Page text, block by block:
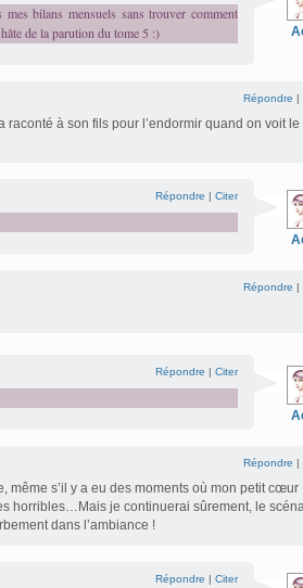
bilans mensuels sans trouver comment
de la parution du tome 5 :)
Répondre |
à son fils pour l’endormir quand on voit le
Répondre | Citer
Répondre |
Répondre | Citer
Répondre |
même s’il y a eu des moments où mon petit cœur
horribles…Mais je continuerai sûrement, le
dans l’ambiance !
Répondre | Citer